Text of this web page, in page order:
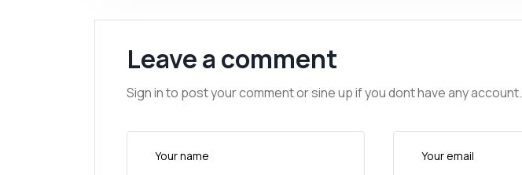
Leave a comment
Sign in to post your comment or sine up if you dont have any account.